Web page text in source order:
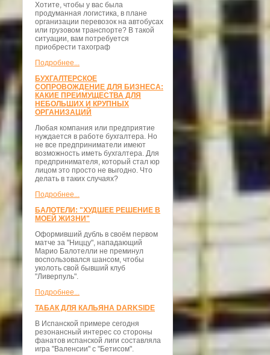
Хотите, чтобы у вас была
продуманная логистика, в плане
организации перевозок на автобусах
или грузовом транспорте? В такой
ситуации, вам потребуется
приобрести тахограф
Подробнее...
БУХГАЛТЕРСКОЕ
СОПРОВОЖДЕНИЕ ДЛЯ БИЗНЕСА:
КАКИЕ ПРЕИМУЩЕСТВА ДЛЯ
НЕБОЛЬШИХ И КРУПНЫХ
ОРГАНИЗАЦИЙ
Любая компания или предприятие
нуждается в работе бухгалтера. Но
не все предприниматели имеют
возможность иметь бухгалтера. Для
предпринимателя, который стал юр
лицом это просто не выгодно. Что
делать в таких случаях?
Подробнее...
БАЛОТЕЛИ: "ХУДШЕЕ РЕШЕНИЕ В
МОЕЙ ЖИЗНИ"
Оформивший дубль в своём первом
матче за "Ниццу", нападающий
Марио Балотелли не преминул
воспользовался шансом, чтобы
уколоть свой бывший клуб
"Ливерпуль".
Подробнее...
ТАБАК ДЛЯ КАЛЬЯНА DARKSIDE
В Испанской примере сегодня
резонансный интерес со стороны
фанатов испанской лиги составляла
игра "Валенсии" с "Бетисом".